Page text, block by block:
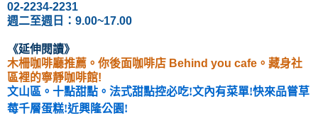
02-2234-2231
週二至週日：9.00~17.00
《延伸閱讀》
木柵咖啡廳推薦。你後面咖啡店 Behind you cafe。藏身社
區裡的寧靜咖啡館!
文山區。十點甜點。法式甜點控必吃!文內有菜單!快來品嘗草
莓千層蛋糕!近興隆公園!